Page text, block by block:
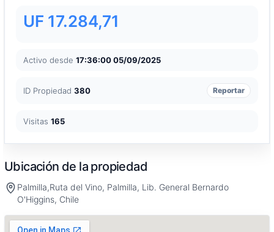
UF 17.284,71
Activo desde 17:36:00 05/09/2025
ID Propiedad 380 Reportar
Visitas 165
Ubicación de la propiedad
Palmilla,Ruta del Vino, Palmilla, Lib. General Bernardo
O'Higgins, Chile